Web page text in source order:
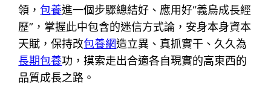
領，包養進一個步驟總結好、應用好“義烏成長經
歷”，掌握此中包含的迷信方式論，安身本身資本
天賦，保持改包養網造立異、真抓實干、久久為
長期包養功，摸索走出合適各自現實的高東西的
品質成長之路。